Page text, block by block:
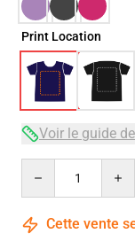
Print Location
Voir le guide
Cette vente